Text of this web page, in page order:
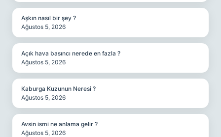
Aşkın nasıl bir şey ?
Ağustos 5, 2026
Açık hava basıncı nerede en fazla ?
Ağustos 5, 2026
Kaburga Kuzunun Neresi ?
Ağustos 5, 2026
Avsin ismi ne anlama gelir ?
Ağustos 5, 2026